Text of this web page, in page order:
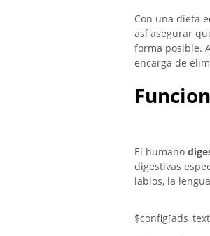
Con una dieta
así asegurar
forma posible.
encarga de
El humano
digestivas
labios, la